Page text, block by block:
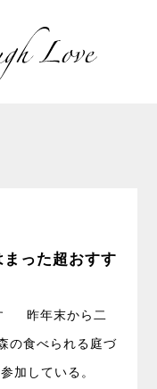
った超おすす
昨年末から二
の食べられる庭づ
加している。